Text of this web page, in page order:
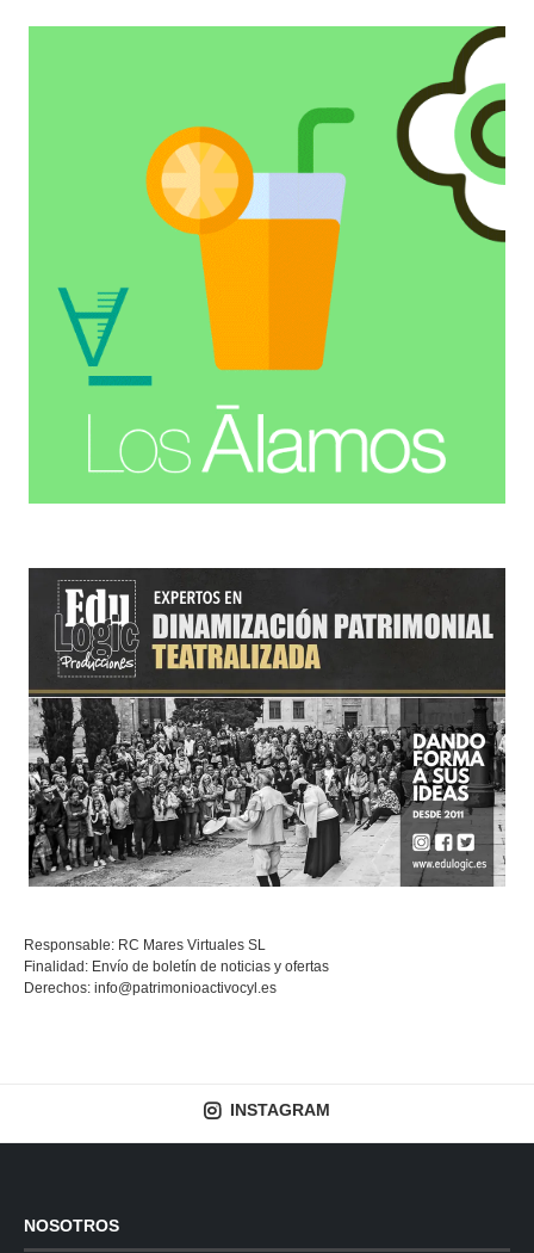
Responsable: RC Mares Virtuales SL
Finalidad: Envío de boletín de noticias y ofertas
Derechos: info@patrimonioactivocyl.es
INSTAGRAM
NOSOTROS